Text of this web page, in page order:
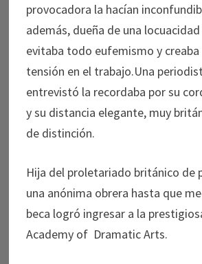
provocadora la hacían
además, dueña de una
evitaba todo eufemismo y creaba
tensión en el trabajo.Una
entrevistó la recordaba por su
y su distancia elegante, muy
de distinción.
Hija del proletariado británico de
una anónima obrera hasta que
beca logró ingresar a la
Academy of Dramatic Arts.